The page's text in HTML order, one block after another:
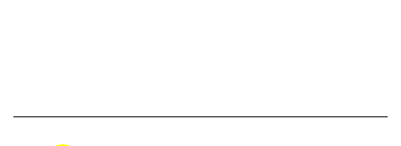
Maltempo, il ristorante di Antonia